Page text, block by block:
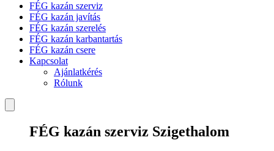
FÉG kazán szerviz
FÉG kazán javítás
FÉG kazán szerelés
FÉG kazán karbantartás
FÉG kazán csere
Kapcsolat
Ajánlatkérés
Rólunk
FÉG kazán szerviz Szigethalom